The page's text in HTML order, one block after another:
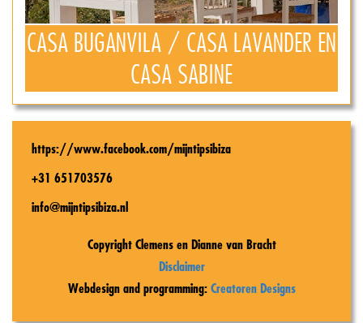
CASA BUGANVILA / CASA LAVANDER EN
CASA SABINE
https://www.facebook.com/mijntipsibiza
+31 651703576
info@mijntipsibiza.nl
Copyright Clemens en Dianne van Bracht
Disclaimer
Webdesign and programming: Creatoren Designs